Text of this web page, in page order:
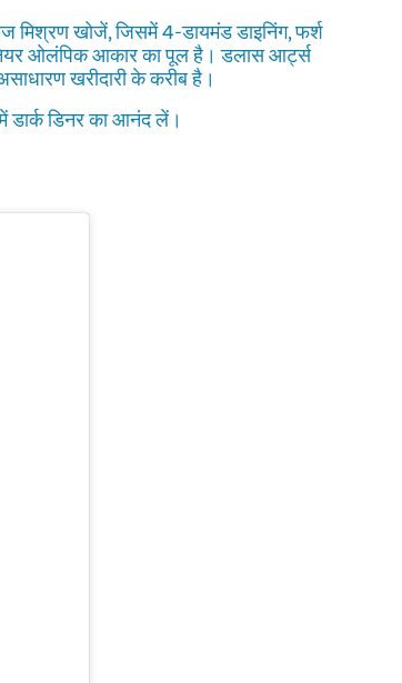
मिश्रण खोजें, जिसमें 4-डायमंड डाइनिंग, फर्श
ओलंपिक आकार का पूल है। डलास आर्ट्स
खरीदारी के करीब है।
डार्क डिनर का आनंद लें।